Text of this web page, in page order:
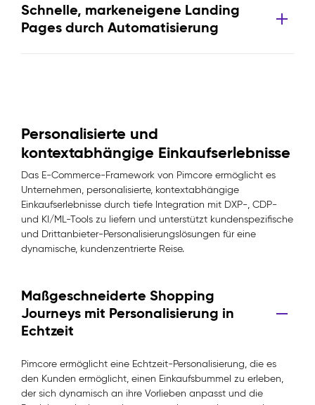
Schnelle, markeneigene Landing
Pages durch Automatisierung
Personalisierte und
kontextabhängige Einkaufserlebnisse
Das E-Commerce-Framework von Pimcore ermöglicht es
Unternehmen, personalisierte, kontextabhängige
Einkaufserlebnisse durch tiefe Integration mit DXP-, CDP-
und KI/ML-Tools zu liefern und unterstützt kundenspezifische
und Drittanbieter-Personalisierungslösungen für eine
dynamische, kundenzentrierte Reise.
Maßgeschneiderte Shopping
Journeys mit Personalisierung in
Echtzeit
Pimcore ermöglicht eine Echtzeit-Personalisierung, die es
den Kunden ermöglicht, einen Einkaufsbummel zu erleben,
der sich dynamisch an ihre Vorlieben anpasst und die